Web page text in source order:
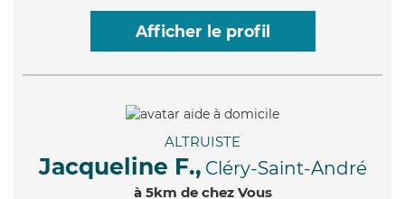
Afficher le profil
ALTRUISTE
Jacqueline F., Cléry-Saint-André
à 5km de chez Vous